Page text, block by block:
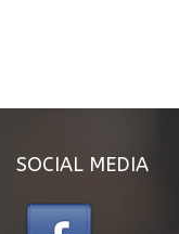
SOCIAL MEDIA